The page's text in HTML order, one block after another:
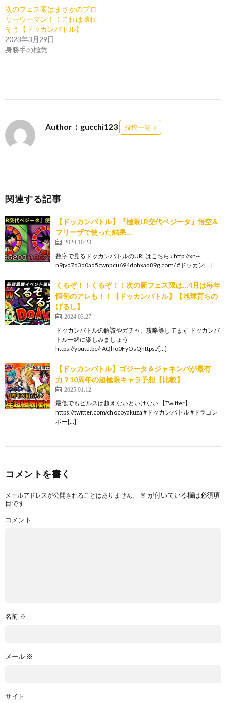
次のフェス限はまさかのブロ
リーウーマン！！これは壊れ
そう【ドッカンバトル】
2023年3月29日
身勝手の極意
Author：gucchi123 投稿一覧
関連する記事
【ドッカンバトル】『極限LR交代ベジータ』悟空＆
フリーザで使った結果…
2024.10.23
数字で見るドッカンバトルのURLはこちら↓ http://xn--
n9jvd7d3d0ad5cwnpcu694dohxad89g.com/ #ドッカン[…]
くるぞ！！くるぞ！！次の新フェス限は…4月は毎年
恒例のアレも！！【ドッカンバトル】【地球育ちの
げるし】
2024.03.27
ドッカンバトルの解説やガチャ、攻略等してます ドッカンバ
トル一緒に楽しみましょう
https://youtu.be/rAQho0FyOsQhttps:/[…]
【ドッカンバトル】ゴジータ＆ジャネンバが最有
力？10周年の超極限キャラ予想【比較】
2025.01.12
最低でもビルスは超えないといけない 【Twitter】
https://twitter.com/chocoyakuza #ドッカンバトル #ドラゴン
ボー[…]
コメントを書く
メールアドレスが公開されることはありません。 ※ が付いている欄は必須項
目です
コメント
名前 ※
メール ※
サイト